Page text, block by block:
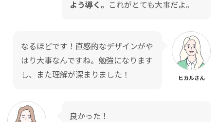
よう導く。 これがとても大事だよ。
なるほどです！直感的なデザインがや
はり大事なんですね。勉強になります
し、また理解が深まりました！
ヒカルさん
良かった！